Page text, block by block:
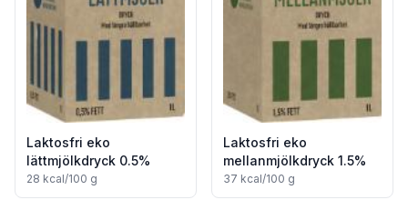
Laktosfri eko
lättmjölkdryck 0.5%
28 kcal/100 g
Laktosfri eko
mellanmjölkdryck 1.5%
37 kcal/100 g